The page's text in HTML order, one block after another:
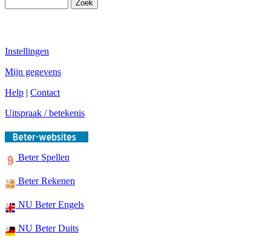
Instellingen
Mijn gegevens
Help | Contact
Uitspraak / betekenis
Beter Spellen
Beter Rekenen
NU Beter Engels
NU Beter Duits